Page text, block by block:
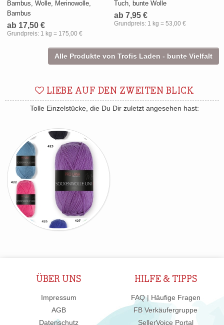
Bambus, Wolle, Merinowolle,
Bambus
ab 17,50 €
Grundpreis: 1 kg = 175,00 €
Tuch, bunte Wolle
ab 7,95 €
Grundpreis: 1 kg = 53,00 €
Alle Produkte von Trofis Laden - bunte Vielfalt
LIEBE AUF DEN ZWEITEN BLICK
Tolle Einzelstücke, die Du Dir zuletzt angesehen hast:
ÜBER UNS
Impressum
AGB
Datenschutz
HILFE & TIPPS
FAQ | Häufige Fragen
FB Verkäufergruppe
SellerVoice Portal